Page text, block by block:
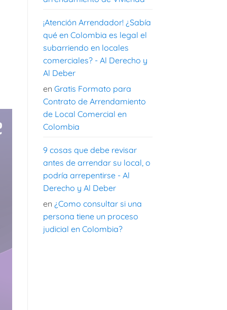
¡Atención Arrendador! ¿Sabía
qué en Colombia es legal el
subarriendo en locales
comerciales? - Al Derecho y
Al Deber
en Gratis Formato para
Contrato de Arrendamiento
de Local Comercial en
Colombia
9 cosas que debe revisar
antes de arrendar su local, o
podría arrepentirse - Al
Derecho y Al Deber
en ¿Como consultar si una
persona tiene un proceso
judicial en Colombia?